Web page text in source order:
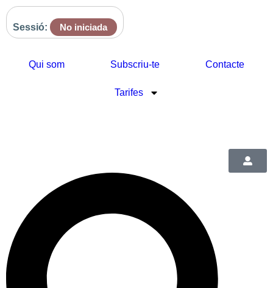
Sessió: No iniciada
Qui som Subscriu-te Contacte
Tarifes